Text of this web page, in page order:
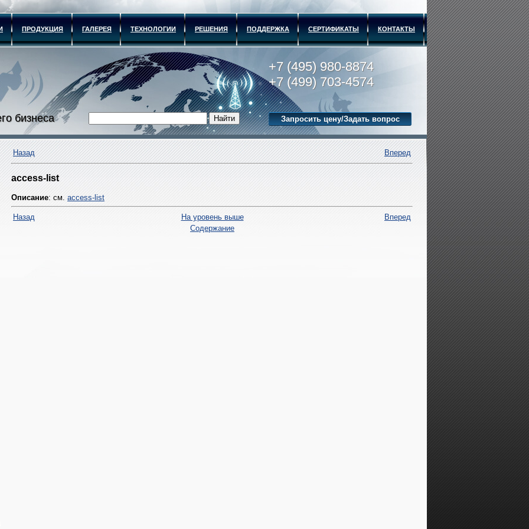
ПРОДУКЦИЯ ГАЛЕРЕЯ ТЕХНОЛОГИИ РЕШЕНИЯ ПОДДЕРЖКА СЕРТИФИКАТЫ КОНТАКТЫ
бизнеса
+7 (495) 980-8874
+7 (499) 703-4574
Запросить цену/Задать вопрос
Назад Вперед
access-list
Описание: см. access-list
Назад На уровень выше
Вперед
Содержание